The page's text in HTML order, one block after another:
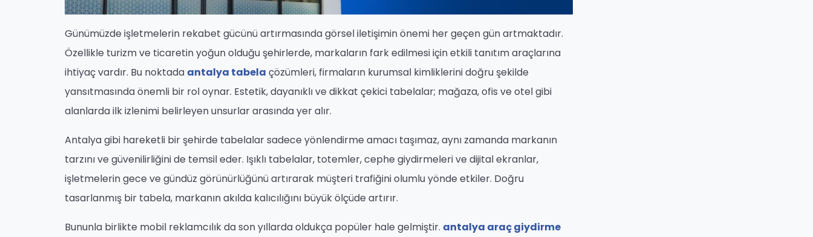
Günümüzde işletmelerin rekabet gücünü artırmasında görsel iletişimin önemi her geçen gün artmaktadır.
Özellikle turizm ve ticaretin yoğun olduğu şehirlerde, markaların fark edilmesi için etkili tanıtım araçlarına
ihtiyaç vardır. Bu noktada antalya tabela çözümleri, firmaların kurumsal kimliklerini doğru şekilde
yansıtmasında önemli bir rol oynar. Estetik, dayanıklı ve dikkat çekici tabelalar; mağaza, ofis ve otel gibi
alanlarda ilk izlenimi belirleyen unsurlar arasında yer alır.
Antalya gibi hareketli bir şehirde tabelalar sadece yönlendirme amacı taşımaz, aynı zamanda markanın
tarzını ve güvenilirliğini de temsil eder. Işıklı tabelalar, totemler, cephe giydirmeleri ve dijital ekranlar,
işletmelerin gece ve gündüz görünürlüğünü artırarak müşteri trafiğini olumlu yönde etkiler. Doğru
tasarlanmış bir tabela, markanın akılda kalıcılığını büyük ölçüde artırır.
Bununla birlikte mobil reklamcılık da son yıllarda oldukça popüler hale gelmiştir. antalya araç giydirme